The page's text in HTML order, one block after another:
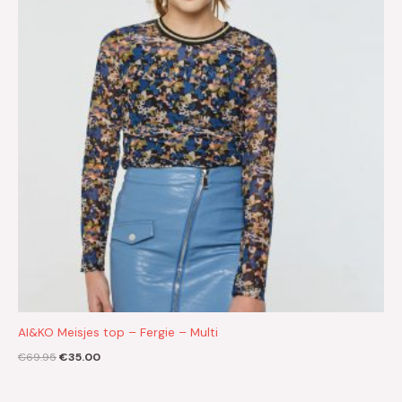
AI&KO Meisjes top – Fergie – Multi
€69.95€35.00